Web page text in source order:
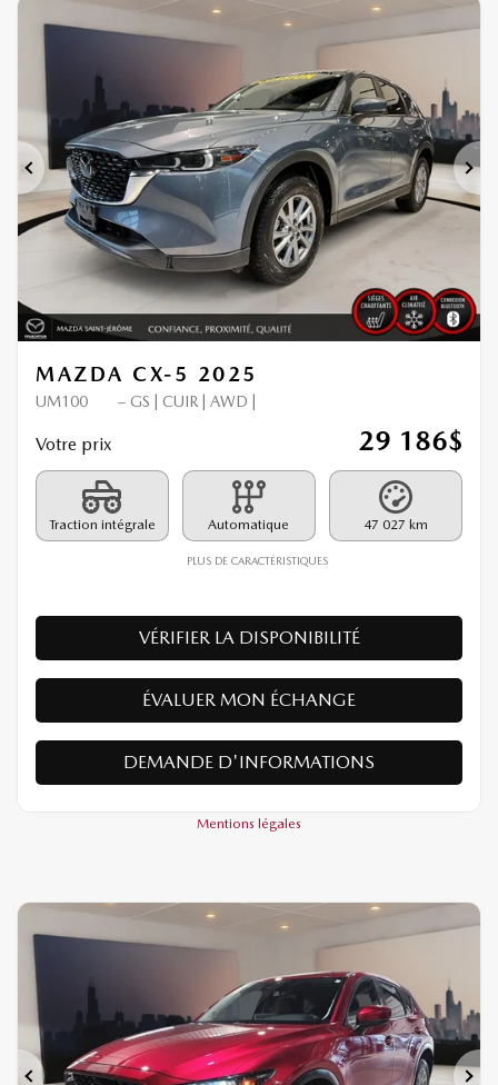
Précédent
MAZDA CX-5 2025
UM100 – GS | CUIR | AWD |
Votre prix 29 186$
Traction intégrale Automatique 47 027 km
PLUS DE CARACTÉRISTIQUES
VÉRIFIER LA DISPONIBILITÉ
ÉVALUER MON ÉCHANGE
DEMANDE D'INFORMATIONS
Mentions légales